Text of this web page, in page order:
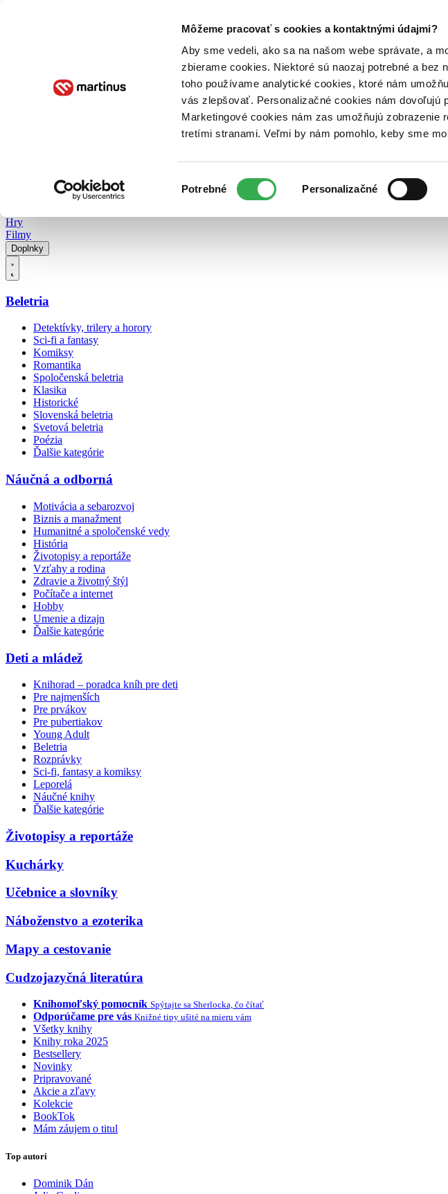
Môžeme pracovať s cookies a kontaktnými údajmi?
Aby sme vedeli, ako sa na našom webe správate, a
zbierame cookies. Niektoré sú naozaj potrebné a bez
toho používame analytické cookies, ktoré nám
vás zlepšovať. Personalizačné cookies nám dovoľujú
Marketingové cookies nám zas umožňujú zobrazenie
tretími stranami. Veľmi by nám pomohlo, keby sme
súhlasu
Potrebné Personalizačné
Poukážky Kontakt
Hry
Filmy
Doplnky
Beletria
Detektívky, trilery a horory
Sci-fi a fantasy
Komiksy
Romantika
Spoločenská beletria
Klasika
Historické
Slovenská beletria
Svetová beletria
Poézia
Ďalšie kategórie
Náučná a odborná
Motivácia a sebarozvoj
Biznis a manažment
Humanitné a spoločenské vedy
História
Životopisy a reportáže
Vzťahy a rodina
Zdravie a životný štýl
Počítače a internet
Hobby
Umenie a dizajn
Ďalšie kategórie
Deti a mládež
Knihorad – poradca kníh pre deti
Pre najmenších
Pre prvákov
Pre pubertiakov
Young Adult
Beletria
Rozprávky
Sci-fi, fantasy a komiksy
Leporelá
Náučné knihy
Ďalšie kategórie
Životopisy a reportáže
Kuchárky
Učebnice a slovníky
Náboženstvo a ezoterika
Mapy a cestovanie
Cudzojazyčná literatúra
Knihomoľský pomocník Spýtajte sa Sherlocka, čo čítať
Odporúčame pre vás Knižné tipy ušité na mieru vám
Všetky knihy
Knihy roka 2025
Bestsellery
Novinky
Pripravované
Akcie a zľavy
Kolekcie
BookTok
Mám záujem o titul
Top autori
Dominik Dán